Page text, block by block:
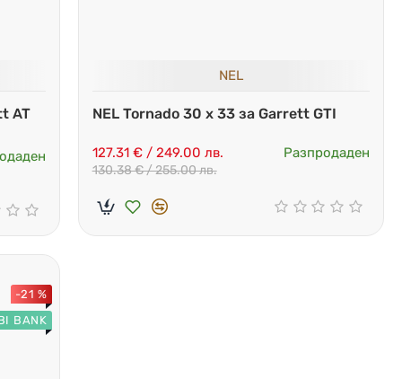
AT
NEL
NEL Tornado 30 x 33 за Garrett GTI
127.31 € / 249.00 лв.
130.38 € / 255.00 лв.
Разпродаден
BANK
-21 %